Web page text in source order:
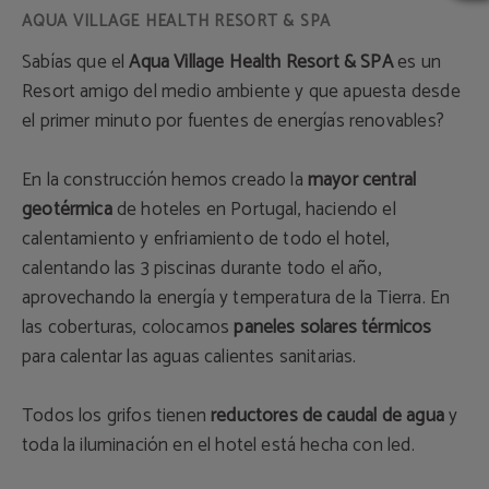
Sabías que elAqua Village Health Resort & SPAes un
Resort amigo del medio ambiente y que apuesta desde
el primer minuto por fuentes de energías renovables?
En la construcción hemos creado lamayor central
geotérmicade hoteles en Portugal, haciendo el
calentamiento y enfriamiento de todo el hotel,
calentando las 3 piscinas durante todo el año,
aprovechando la energía y temperatura de la Tierra. En
las coberturas, colocamospaneles solares térmicos
para calentar las aguas calientes sanitarias.
Todos los grifos tienenreductores de caudal de aguay
toda la iluminación en el hotel está hecha con led.